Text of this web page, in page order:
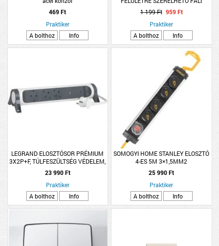
469 Ft
Praktiker
A bolthoz
Info
KAPCSOLÓ EGYPÓLUSÚ IP54
SZÜRKE-FEHÉR
1 199 Ft 959 Ft
Praktiker
A bolthoz
Info
LEGRAND ELOSZTÓSOR PRÉMIUM
3X2P+F, TÚLFESZÜLTSÉG VÉDELEM,
USB-A + USB-C, 1,5 MÉTER VEZETÉK,
FEHÉR
23 990 Ft
Praktiker
A bolthoz
Info
SOMOGYI HOME STANLEY ELOSZTÓ
4-ES 5M 3×1,5MM2
25 990 Ft
Praktiker
A bolthoz
Info